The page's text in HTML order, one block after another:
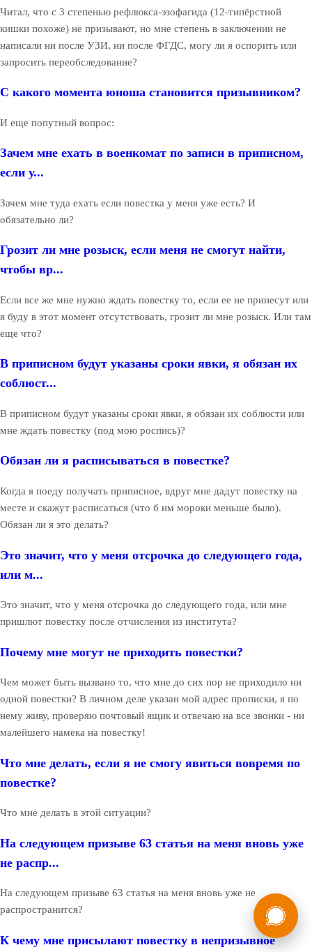
Читал, что с 3 степенью рефлюкса-эзофагида (12-типёрстной
кишки похоже) не призывают, но мне степень в заключении не
написали ни после УЗИ, ни после ФГДС, могу ли я оспорить или
запросить переобследование?
С какого момента юноша становится призывником?
И еще попутный вопрос:
Зачем мне ехать в военкомат по записи в приписном,
если у...
Зачем мне туда ехать если повестка у меня уже есть? И
обязательно ли?
Грозит ли мне розыск, если меня не смогут найти,
чтобы вр...
Если все же мне нужно ждать повестку то, если ее не принесут или
я буду в этот момент отсутствовать, грозит ли мне розыск. Или там
еще что?
В приписном будут указаны сроки явки, я обязан их
соблюст...
В приписном будут указаны сроки явки, я обязан их соблюсти или
мне ждать повестку (под мою роспись)?
Обязан ли я расписываться в повестке?
Когда я поеду получать приписное, вдруг мне дадут повестку на
месте и скажут расписаться (что б им мороки меньше было).
Обязан ли я это делать?
Это значит, что у меня отсрочка до следующего года,
или м...
Это значит, что у меня отсрочка до следующего года, или мне
пришлют повестку после отчисления из института?
Почему мне могут не приходить повестки?
Чем может быть вызвано то, что мне до сих пор не приходило ни
одной повестки? В личном деле указан мой адрес прописки, я по
нему живу, проверяю почтовый ящик и отвечаю на все звонки - ни
малейшего намека на повестку!
Что мне делать, если я не смогу явиться вовремя по
повестке?
Что мне делать в этой ситуации?
На следующем призыве 63 статья на меня вновь уже
не распр...
На следующем призыве 63 статья на меня вновь уже не
распространится?
К чему мне присылают повестку в непризывное
Мы в России
консультация